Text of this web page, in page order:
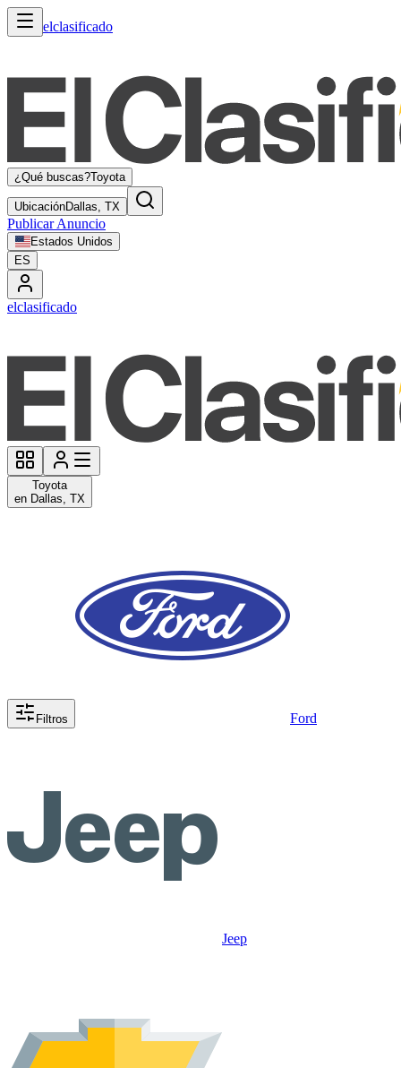
elclasificado
¿Qué buscas?Toyota
UbicaciónDallas, TX
Publicar Anuncio
Estados Unidos
ES
elclasificado
Toyota
en Dallas, TX
Filtros Ford
Jeep